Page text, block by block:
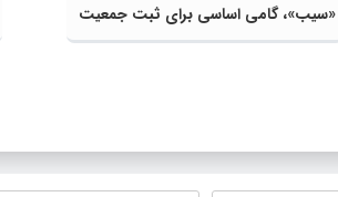
«سیب»، گامی اساسی برای ثبت جمعیت
واقعی و افزایش سهم شهرستان از